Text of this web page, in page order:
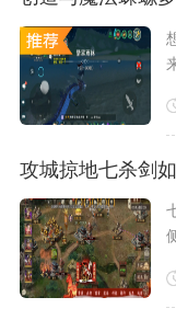
攻城掠地七杀剑